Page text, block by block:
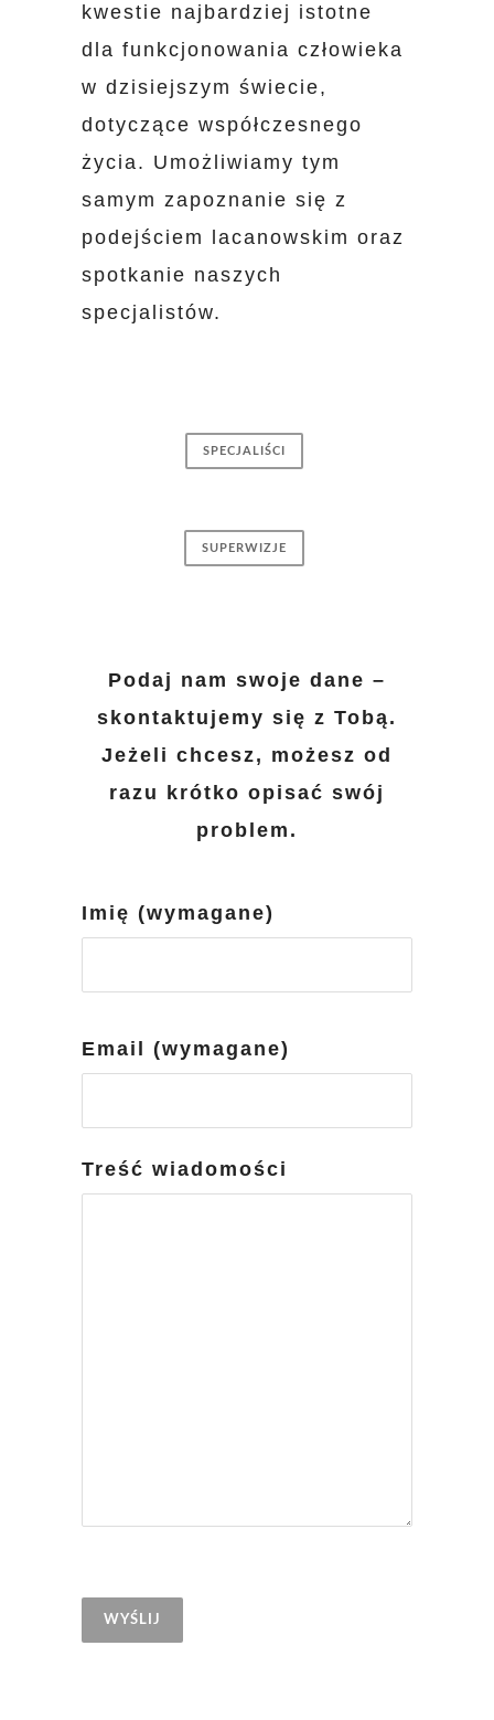
kwestie najbardziej istotne
dla funkcjonowania człowieka
w dzisiejszym świecie,
dotyczące współczesnego
życia. Umożliwiamy tym
samym zapoznanie się z
podejściem lacanowskim oraz
spotkanie naszych
specjalistów.
SPECJALIŚCI
SUPERWIZJE
Podaj nam swoje dane –
skontaktujemy się z Tobą.
Jeżeli chcesz, możesz od
razu krótko opisać swój
problem.
Imię (wymagane)
Email (wymagane)
Treść wiadomości